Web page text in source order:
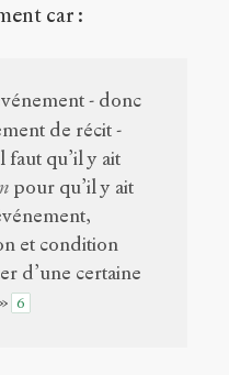
car :
- donc
de récit -
faut qu’il y ait
pour qu’il y ait
et condition
d’une certaine
6